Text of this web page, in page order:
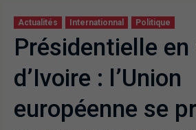
Actualités Internationnal Politique
Présidentielle en
d’Ivoire : l’Union
européenne se